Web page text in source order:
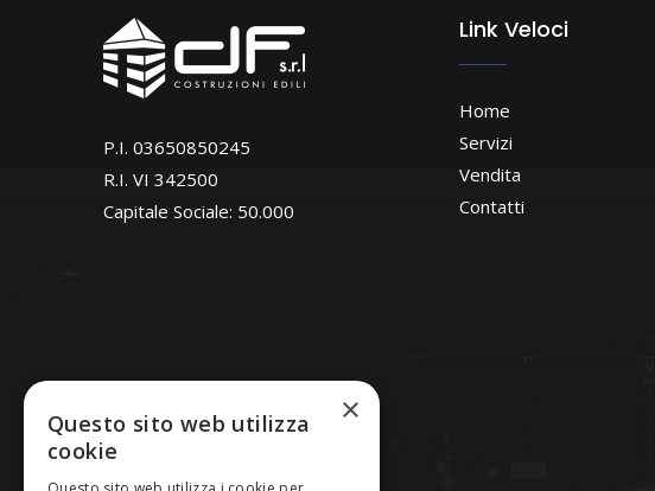
P.I. 03650850245
R.I. VI 342500
Capitale Sociale: 50.000
Link Veloci
Home
Servizi
Vendita
Contatti
×
Questo sito web utilizza
cookie